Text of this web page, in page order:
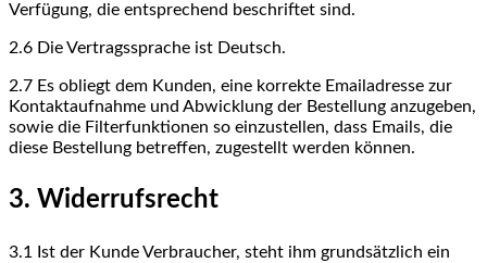
Verfügung, die entsprechend beschriftet sind.
2.6 Die Vertragssprache ist Deutsch.
2.7 Es obliegt dem Kunden, eine korrekte Emailadresse zur
Kontaktaufnahme und Abwicklung der Bestellung anzugeben,
sowie die Filterfunktionen so einzustellen, dass Emails, die
diese Bestellung betreffen, zugestellt werden können.
3. Widerrufsrecht
3.1 Ist der Kunde Verbraucher, steht ihm grundsätzlich ein